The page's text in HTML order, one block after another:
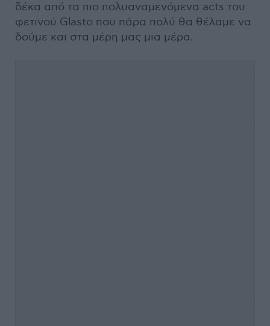
δέκα από τα πιο πολυαναμενόμενα acts του
φετινού Glasto που πάρα πολύ θα θέλαμε να
δούμε και στα μέρη μας μια μέρα.